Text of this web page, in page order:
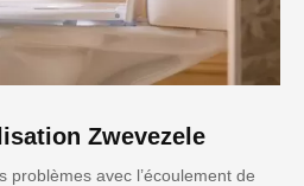
Zwevezele
problèmes avec l’écoulement de